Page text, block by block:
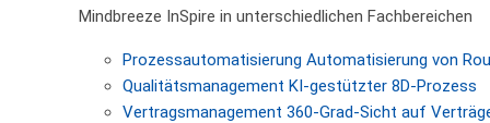
Mindbreeze InSpire in unterschiedlichen Fachbereichen
Prozessautomatisierung Automatisierung von
Qualitätsmanagement KI-gestützter 8D-Prozess
Vertragsmanagement 360-Grad-Sicht auf